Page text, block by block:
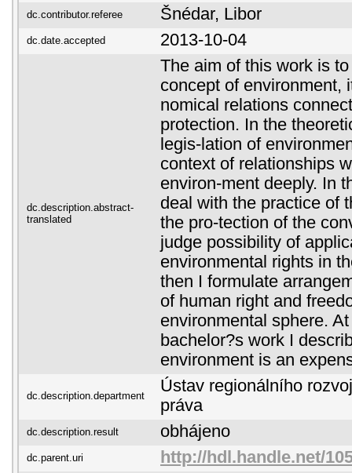
dc.contributor.referee Šnédar, Libor
dc.date.accepted 2013-10-04
dc.description.abstract-
translated
The aim of this work is
concept of environment,
nomical relations
protection. In the
legis-lation of
context of relationships
environ-ment deeply. In
deal with the practice of
the pro-tection of the
judge possibility of
environmental rights in
then I formulate
of human right and
environmental sphere.
bachelor?s work I
environment is an
dc.description.department
Ústav regionálního
práva
dc.description.result obhájeno
dc.parent.uri http://hdl.handle.net/